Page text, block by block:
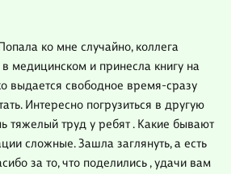
ко мне случайно, коллега
медицинском и принесла книгу на
выдается свободное время-сразу
Интересно погрузиться в другую
тяжелый труд у ребят . Какие бывают
сложные. Зашла заглянуть, а есть
за то, что поделились , удачи вам